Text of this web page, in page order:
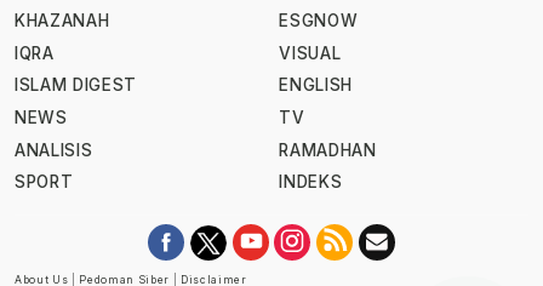
KHAZANAH
IQRA
ISLAM DIGEST
NEWS
ANALISIS
SPORT
ESGNOW
VISUAL
ENGLISH
TV
RAMADHAN
INDEKS
About Us Pedoman Siber Disclaimer